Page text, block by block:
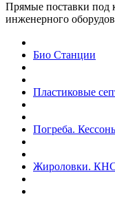
Прямые поставки под
инженерного
Био Станции
Пластиковые
Погреба.
Жироловки.